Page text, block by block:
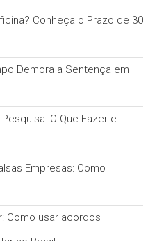
Conheça o Prazo de 30
Demora a Sentença em
O Que Fazer e
Empresas: Como
Como usar acordos